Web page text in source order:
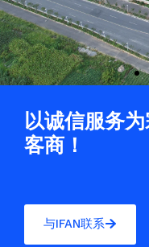
以诚信服务
客商！
与IFAN联系